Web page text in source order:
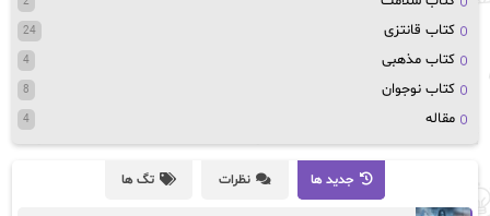
کتاب قانتزی 24
کتاب مذهبی 4
کتاب نوجوان 8
مقاله 4
جدید ها نظرات تگ ها